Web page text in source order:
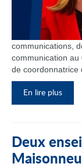
communications,
communication au
de coordonnatrice
En lire plus
Deux